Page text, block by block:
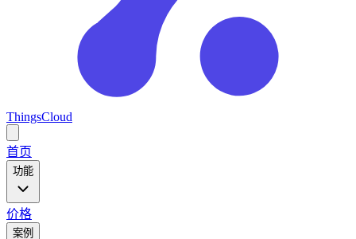
ThingsCloud
main
menu
首页
功能
价格
案例